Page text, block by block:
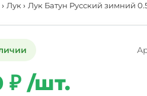
Лук Лук Батун Русский зимний
₽ /шт.